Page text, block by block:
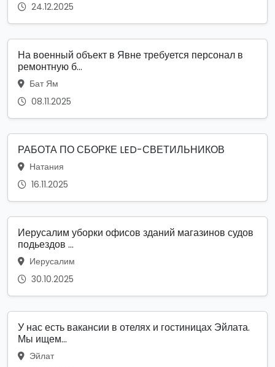
24.12.2025
На военный объект в Явне требуется персонал в
ремонтную б...
Бат Ям
08.11.2025
РАБОТА ПО СБОРКЕ LED-СВЕТИЛЬНИКОВ
Натания
16.11.2025
Иерусалим уборки офисов зданий магазинов судов
подьездов ...
Иерусалим
30.10.2025
У нас есть вакансии в отелях и гостиницах Эйлата.
Мы ищем...
Эйлат